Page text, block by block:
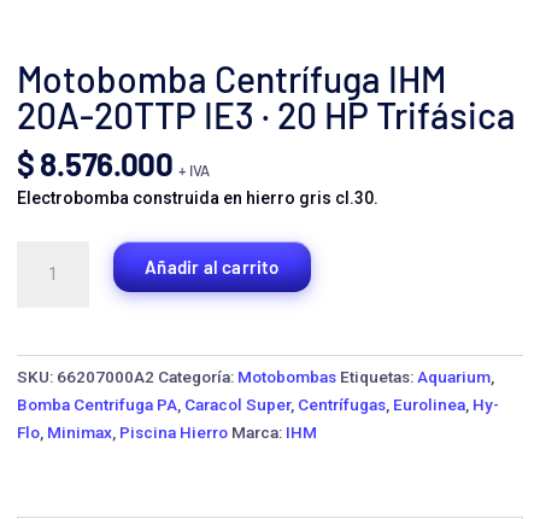
Motobomba Centrífuga IHM
20A-20TTP IE3 · 20 HP Trifásica
$8.576.000 + IVA
Electrobomba construida en hierro gris cl.30.
Centrífuga
Añadir al carrito
SKU: 66207000A2 Categoría: Motobombas Etiquetas: Aquarium
Bomba Centrifuga PA Caracol Super, Centrífugas Eurolinea Hy-
Flo Minimax Piscina Hierro Marca: IHM